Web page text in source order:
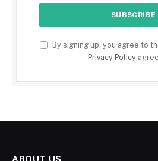
By signing up, you agree to
Privacy Policy
ABOUT US